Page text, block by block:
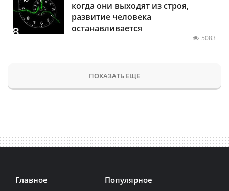
когда они выходят из строя,
развитие человека
останавливается
5083
ПОКАЗАТЬ ЕЩЕ
Главное Популярное